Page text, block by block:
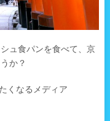
ュ食パンを食べて、京
か？
くなるメディア